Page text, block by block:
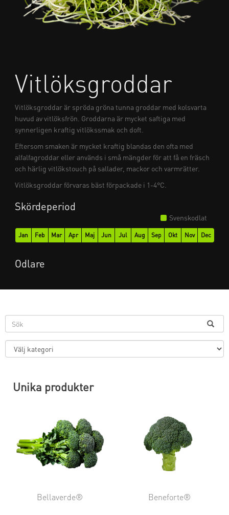
Vitlöksgroddar
Vitlöksgroddar är spröda gröna tunna groddar med kolsvarta
huvud av vitlöksfrön. Groddarna är mycket saftiga med
synnerligen kraftig vitlökssmak och doft.
Eftersom smaken är mycket kraftig blandas den ofta med
alfalfagroddar eller används i små mängder för att få en fräsch
och härlig vitlökstouch på sallader, mackor och varmrätter.
Vitlöksgroddar förvaras bäst förpackade i 1-4°C.
Skördeperiod
Svenskodlat
Jan Feb Mar Apr Maj Jun Jul Aug Sep Okt Nov Dec
Odlare
Unika produkter
Bellaverde® Beneforte®